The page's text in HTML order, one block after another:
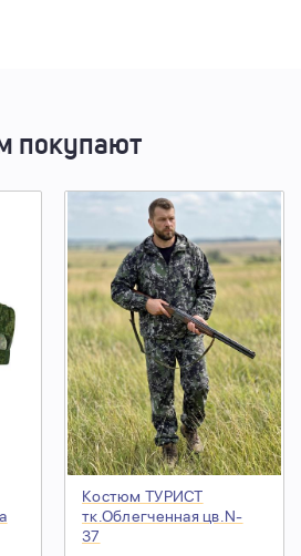
покупают
Костюм ТУРИСТ
тк.Облегченная цв.N-
37